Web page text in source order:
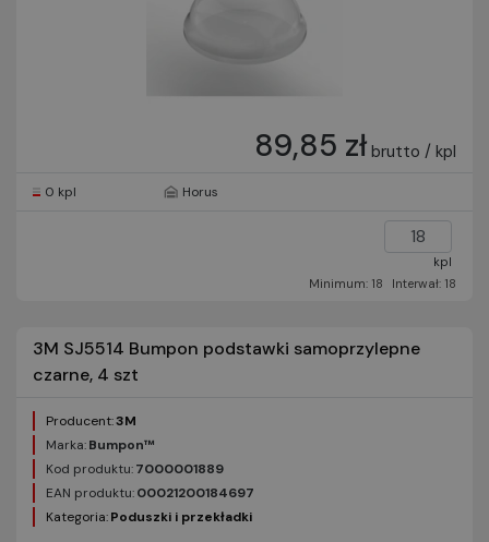
89,85 zł brutto / kpl
0 kpl Horus
kpl
Minimum: 18
Interwał: 18
3M SJ5514 Bumpon podstawki samoprzylepne
czarne, 4 szt
Producent:3M
Marka:Bumpon™
Kod produktu:7000001889
EAN produktu:00021200184697
Kategoria:Poduszki i przekładki